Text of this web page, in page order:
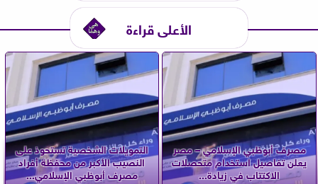
الأعلى قراءة
مصرف أبوظبي الإسلامي – مصر
يعلن تفاصيل استخدام متحصلات
الاكتتاب في زيادة...
التمويلات الشخصية تستحوذ على
النصيب الأكبر من محفظة أفراد
مصرف أبوظبي الإسلامي...